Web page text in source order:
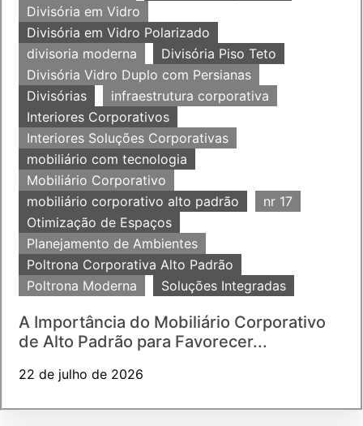
Divisória em Vidro
Divisória em Vidro Polarizado
divisoria moderna
Divisória Piso Teto
Divisória Vidro Duplo com Persianas
Divisórias
infraestrutura corporativa
Interiores Corporativos
Interiores Soluções Corporativas
mobiliário com tecnologia
Mobiliário Corporativo
mobiliário corporativo alto padrão
nr 17
Otimização de Espaços
Planejamento de Ambientes
Poltrona Corporativa Alto Padrão
Poltrona Moderna
Soluções Integradas
A Importância do Mobiliário Corporativo
de Alto Padrão para Favorecer...
22 de julho de 2026